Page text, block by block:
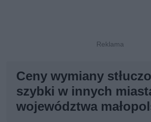
Ceny wymiany
szybki w innych
województwa